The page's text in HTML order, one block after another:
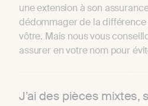
une extension à son
dédommager de la
vôtre. Mais nous vous
assurer en votre nom pour
J’ai des pièces mixtes,